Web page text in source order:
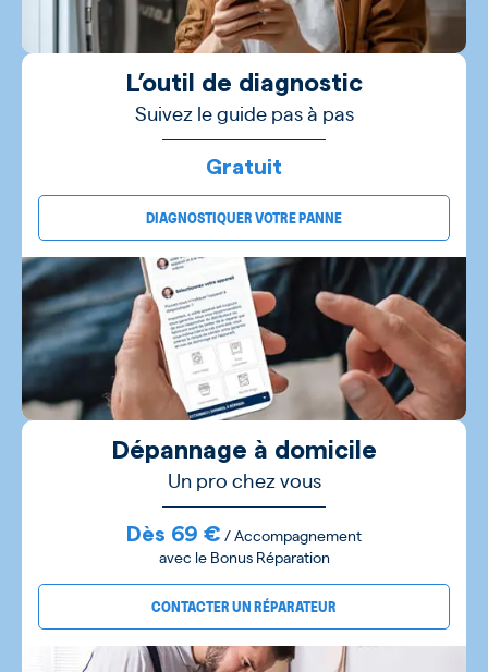
L’outil de diagnostic
Suivez le guide pas à pas
Gratuit
DIAGNOSTIQUER VOTRE PANNE
Dépannage à domicile
Un pro chez vous
Dès 69 € / Accompagnement
avec le Bonus Réparation
CONTACTER UN RÉPARATEUR